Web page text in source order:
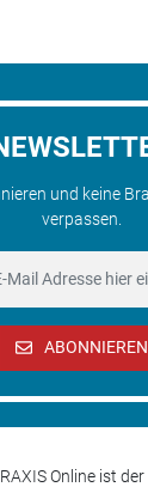
und keine
verpassen.
ABONNIEREN
Online ist